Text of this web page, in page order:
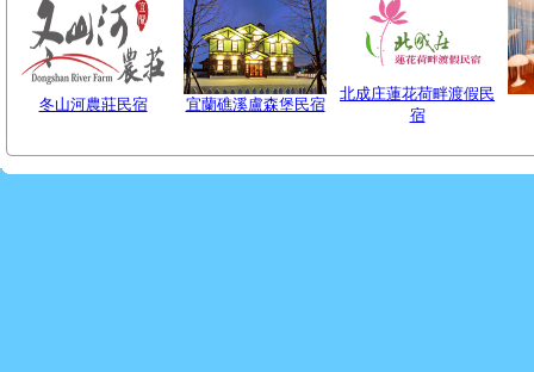
冬山河農莊民宿 宜蘭礁溪盧森堡民宿
北成庄蓮花荷畔渡假民
宿